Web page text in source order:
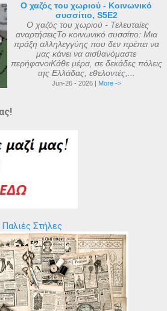
Ο χαζός του χωριού - Κοινωνικό
συσσίτιο, S5E2
Ο χαζός του χωριού - Τελευταίες
αναρτήσειςΤο κοινωνικό συσσίτιο: Μια
πράξη αλληλεγγύης που δεν πρέπει να
μας κάνει να αισθανόμαστε
περήφανοιΚάθε μέρα, σε δεκάδες πόλεις
της Ελλάδας, εθελοντές,...
Jun-26 - 2026 | More ->
Παλιές Στήλες